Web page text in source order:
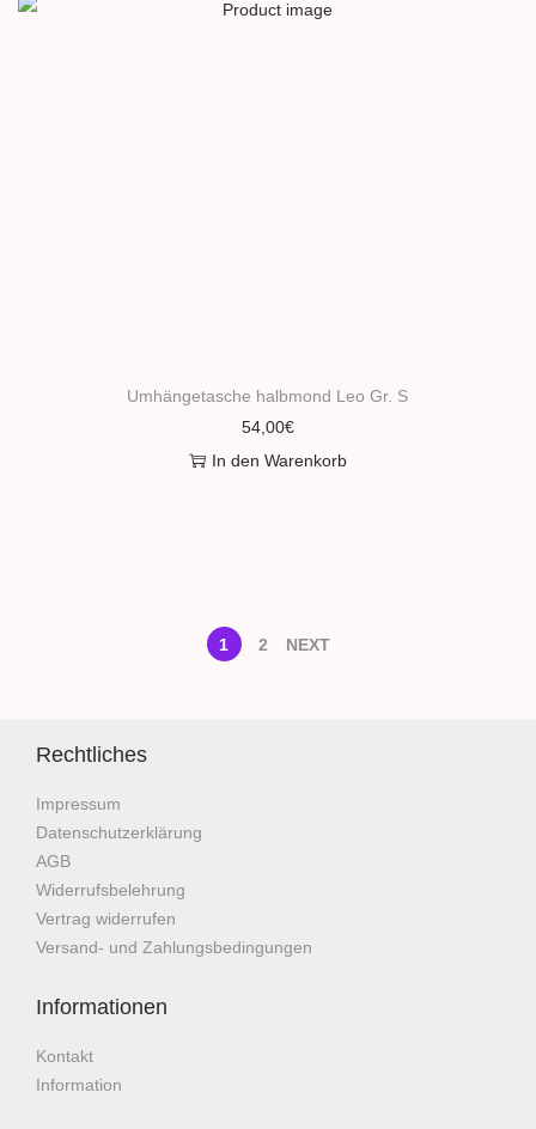
Umhängetasche halbmond Leo Gr. S
54,00€
In den Warenkorb
1 2 NEXT
Rechtliches
Impressum
Datenschutzerklärung
AGB
Widerrufsbelehrung
Vertrag widerrufen
Versand- und Zahlungsbedingungen
Informationen
Kontakt
Information